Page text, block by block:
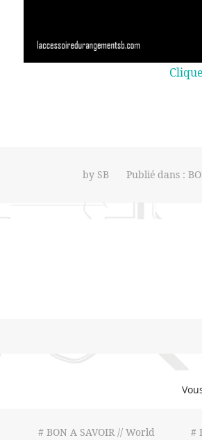
by SB Publié dans :
# BON A SAVOIR // World
#